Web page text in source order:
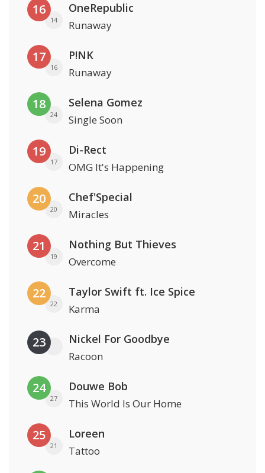
16
14
OneRepublic
Runaway
17
16
P!NK
Runaway
18
24
Selena Gomez
Single Soon
19
17
Di-Rect
OMG It's Happening
20
20
Chef'Special
Miracles
21
19
Nothing But Thieves
Overcome
22
22
Taylor Swift ft. Ice Spice
Karma
23 Nickel For Goodbye
Racoon
24
27
Douwe Bob
This World Is Our Home
25
21
Loreen
Tattoo